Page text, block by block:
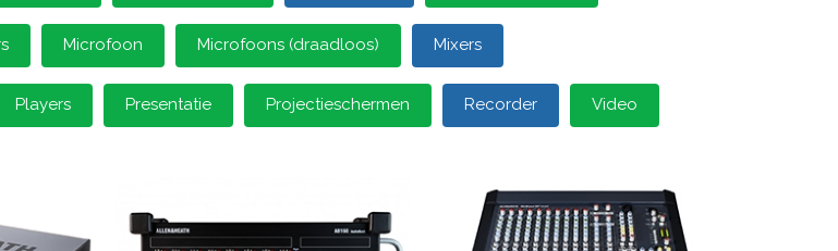
Microfoon Microfoons (draadloos) Mixers
Players Presentatie Projectieschermen Recorder Video